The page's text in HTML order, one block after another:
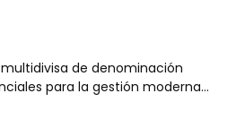
de denominación
para la gestión moderna